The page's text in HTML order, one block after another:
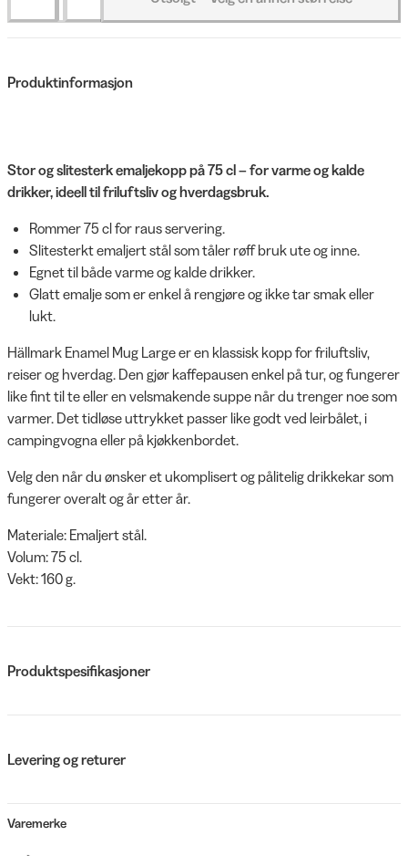
Produktinformasjon
Stor og slitesterk emaljekopp på 75 cl – for varme og kalde
drikker, ideell til friluftsliv og hverdagsbruk.
Rommer 75 cl for raus servering.
Slitesterkt emaljert stål som tåler røff bruk ute og inne.
Egnet til både varme og kalde drikker.
Glatt emalje som er enkel å rengjøre og ikke tar smak eller
lukt.
Hällmark Enamel Mug Large er en klassisk kopp for friluftsliv,
reiser og hverdag. Den gjør kaffepausen enkel på tur, og fungerer
like fint til te eller en velsmakende suppe når du trenger noe som
varmer. Det tidløse uttrykket passer like godt ved leirbålet, i
campingvogna eller på kjøkkenbordet.
Velg den når du ønsker et ukomplisert og pålitelig drikkekar som
fungerer overalt og år etter år.
Materiale: Emaljert stål.
Volum: 75 cl.
Vekt: 160 g.
Produktspesifikasjoner
Levering og returer
Varemerke